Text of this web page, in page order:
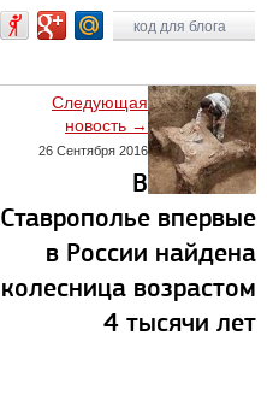
код для блога
Следующая
новость →
26 Сентября 2016
В
Ставрополье впервые
в России найдена
колесница возрастом
4 тысячи лет